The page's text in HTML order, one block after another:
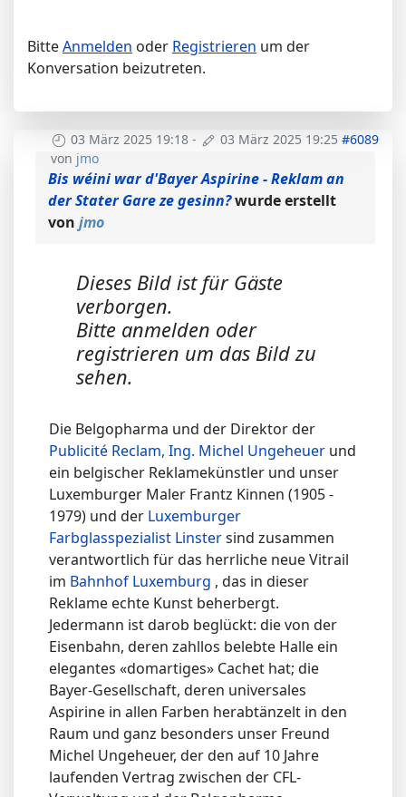
BitteAnmelden oder Registrieren um der
Konversation beizutreten.
03 März 2025 19:18 - 03 März 2025 19:25 #6089
von jmo
Bis wéini war d'Bayer Aspirine - Reklam an
der Stater Gare ze gesinn?wurde erstellt
von jmo
Dieses Bild ist für Gäste
verborgen.
Bitte anmelden oder
registrieren um das Bild zu
sehen.
Die Belgopharma und der Direktor der
Publicité Reclam, Ing. Michel Ungeheuer und
ein belgischer Reklamekünstler und unser
Luxemburger Maler Frantz Kinnen (1905 -
1979) und der Luxemburger
Farbglasspezialist Linstersind zusammen
verantwortlich für das herrliche neue Vitrail
im Bahnhof Luxemburg , das in dieser
Reklame echte Kunst beherbergt.
Jedermann ist darob beglückt: die von der
Eisenbahn, deren zahllos belebte Halle ein
elegantes «domartiges» Cachet hat; die
Bayer-Gesellschaft, deren universales
Aspirine in allen Farben herabtänzelt in den
Raum und ganz besonders unser Freund
Michel Ungeheuer, der den auf 10 Jahre
laufenden Vertrag zwischen der CFL-